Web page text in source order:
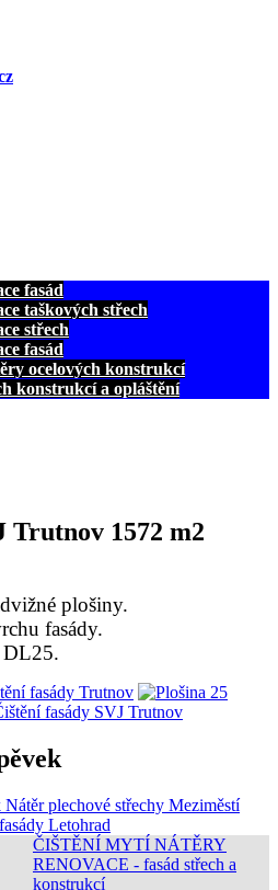
fasád
taškových střech
střech
fasád
ocelových konstrukcí
konstrukcí a opláštění
Trutnov 1572 m2
plošiny.
fasády.
DL25.
Nátěr plechové střechy Meziměstí
Letohrad
ČIŠTĚNÍ MYTÍ NÁTĚRY
RENOVACE - fasád střech a
konstrukcí